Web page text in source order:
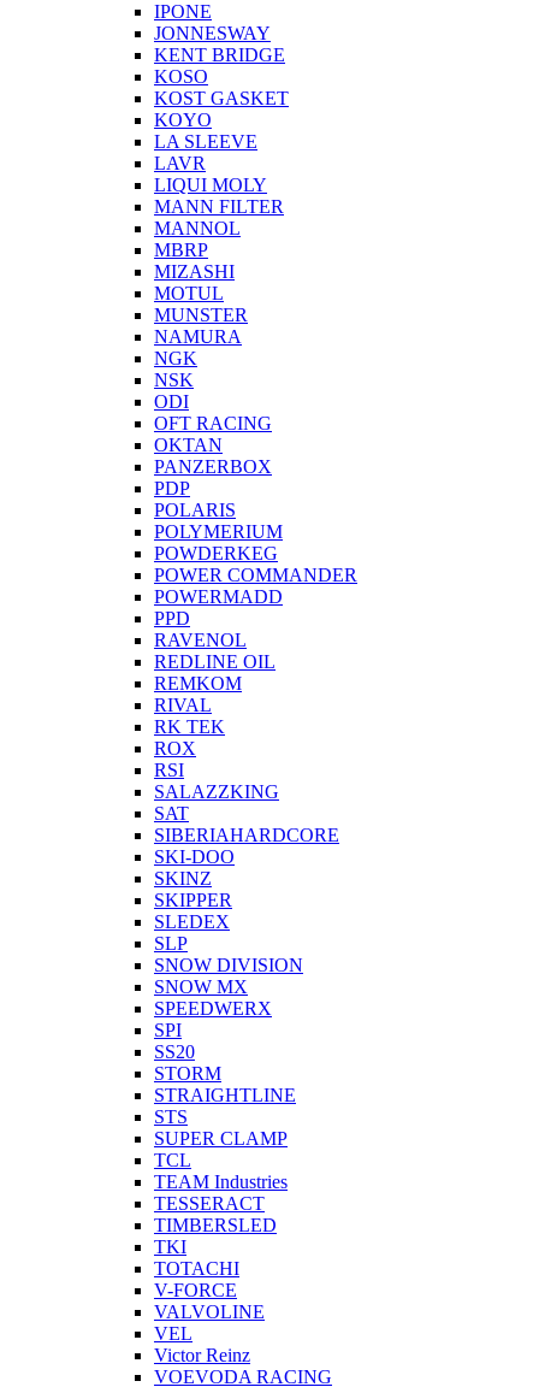
IPONE
JONNESWAY
KENT BRIDGE
KOSO
KOST GASKET
KOYO
LA SLEEVE
LAVR
LIQUI MOLY
MANN FILTER
MANNOL
MBRP
MIZASHI
MOTUL
MUNSTER
NAMURA
NGK
NSK
ODI
OFT RACING
OKTAN
PANZERBOX
PDP
POLARIS
POLYMERIUM
POWDERKEG
POWER COMMANDER
POWERMADD
PPD
RAVENOL
REDLINE OIL
REMKOM
RIVAL
RK TEK
ROX
RSI
SALAZZKING
SAT
SIBERIAHARDCORE
SKI-DOO
SKINZ
SKIPPER
SLEDEX
SLP
SNOW DIVISION
SNOW MX
SPEEDWERX
SPI
SS20
STORM
STRAIGHTLINE
STS
SUPER CLAMP
TCL
TEAM Industries
TESSERACT
TIMBERSLED
TKI
TOTACHI
V-FORCE
VALVOLINE
VEL
Victor Reinz
VOEVODA RACING